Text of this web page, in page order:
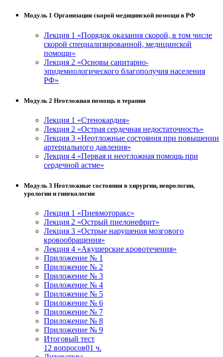
Модуль 1 Организация скорой медицинской помощи в РФ
Лекция 1 «Порядок оказания скорой, в том числе
скорой специализированной, медицинской
помощи»
Лекция 2 «Основы санитарно-
эпидемиологического благополучия населения
РФ»
Модуль 2 Неотложная помощь в терапии
Лекция 1 «Стенокардия»
Лекция 2 «Острая сердечная недостаточность»
Лекция 3 «Неотложные состояния при повышении
артериального давления»
Лекция 4 «Первая и неотложная помощь при
сердечной астме»
Модуль 3 Неотложные состояния в хирургии, неврологии,
урологии и гинекологии
Лекция 1 «Пневмоторакс»
Лекция 2 «Острый пиелонефрит»
Лекция 3 «Острые нарушения мозгового
кровообращения»
Лекция 4 «Акушерские кровотечения»
Приложение № 1
Приложение № 2
Приложение № 3
Приложение № 4
Приложение № 5
Приложение № 6
Приложение № 7
Приложение № 8
Приложение № 9
Итоговый тест
12 вопросов01 ч.